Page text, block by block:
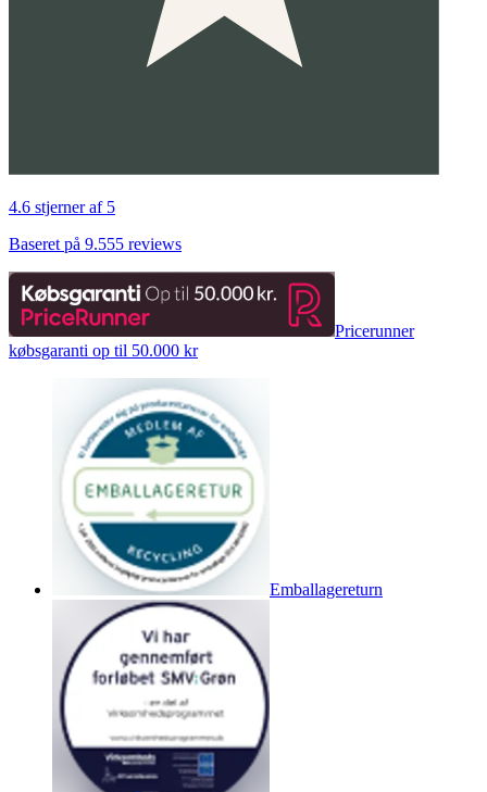
4.6 stjerner af 5
Baseret på 9.555 reviews
Pricerunner
købsgaranti op til 50.000 kr
Emballagereturn